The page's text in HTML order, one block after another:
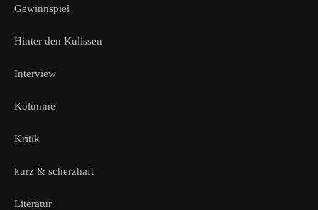
Gewinnspiel
Hinter den Kulissen
Interview
Kolumne
Kritik
kurz & scherzhaft
Literatur